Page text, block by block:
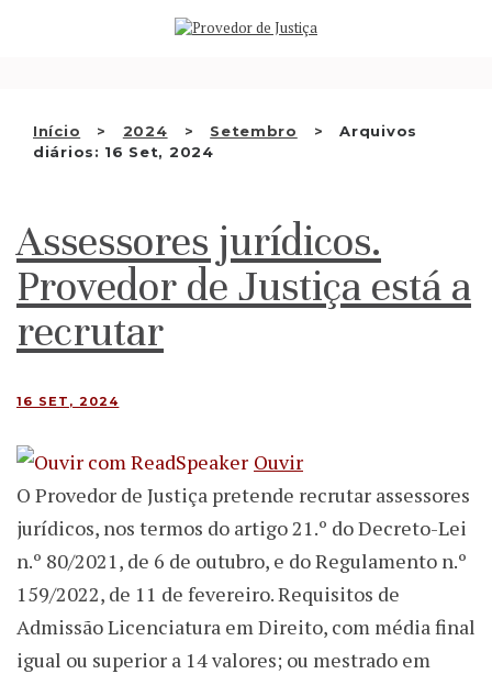
Início 2024 Setembro
Arquivos
diários: 16 Set, 2024
QUEM SOMOS
RECOMENDAÇÕES E OUTRAS
DECISÕES
APRESENTAR QUEIXA
PT
Assessores jurídicos.
Provedor de Justiça está a
recrutar
16 SET, 2024
Ouvir
O Provedor de Justiça pretende recrutar assessores
jurídicos, nos termos do artigo 21.º do Decreto-Lei
n.º 80/2021, de 6 de outubro, e do Regulamento n.º
159/2022, de 11 de fevereiro. Requisitos de
Admissão Licenciatura em Direito, com média final
igual ou superior a 14 valores; ou mestrado em